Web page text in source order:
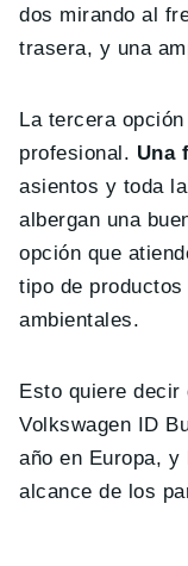
dos mirando al
trasera, y una
La tercera
profesional. Una
asientos y toda
albergan una
opción que
tipo de
ambientales.
Esto quiere
Volkswagen ID
año en Europa, y
alcance de los